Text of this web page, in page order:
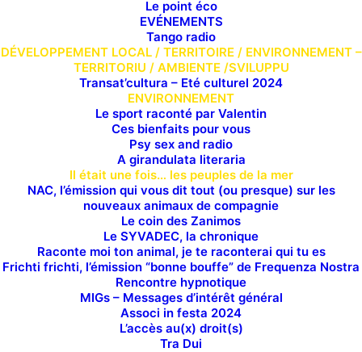
Le point éco
EVÉNEMENTS
Tango radio
DÉVELOPPEMENT LOCAL / TERRITOIRE / ENVIRONNEMENT –
TERRITORIU / AMBIENTE /SVILUPPU
Transat’cultura – Eté culturel 2024
ENVIRONNEMENT
Le sport raconté par Valentin
Ces bienfaits pour vous
Psy sex and radio
A girandulata literaria
Il était une fois… les peuples de la mer
NAC, l’émission qui vous dit tout (ou presque) sur les
nouveaux animaux de compagnie
Le coin des Zanimos
Le SYVADEC, la chronique
Raconte moi ton animal, je te raconterai qui tu es
Frichti frichti, l’émission “bonne bouffe” de Frequenza Nostra
Rencontre hypnotique
MIGs – Messages d’intérêt général
Associ in festa 2024
L’accès au(x) droit(s)
Tra Dui
TOUTES NOS ÉMISSIONS